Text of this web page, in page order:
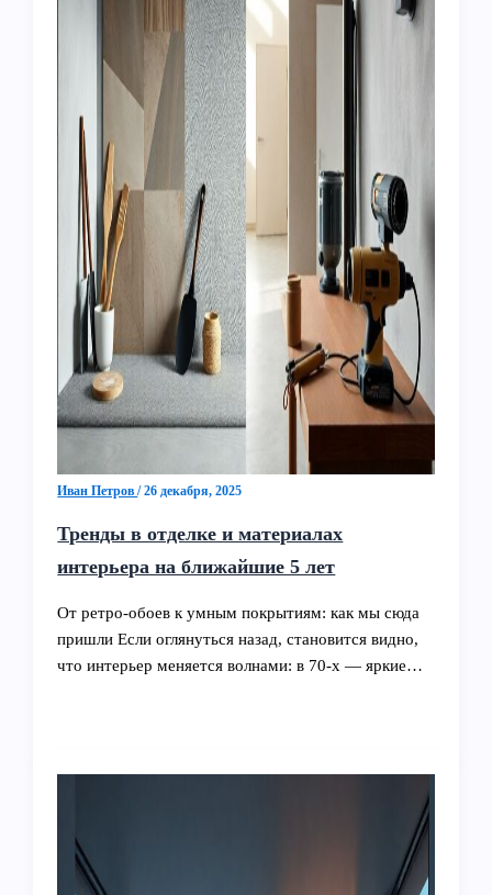
Иван Петров/26 декабря, 2025
Тренды в отделке и материалах
интерьера на ближайшие 5 лет
От ретро-обоев к умным покрытиям: как мы сюда
пришли Если оглянуться назад, становится видно,
что интерьер меняется волнами: в 70‑х — яркие…